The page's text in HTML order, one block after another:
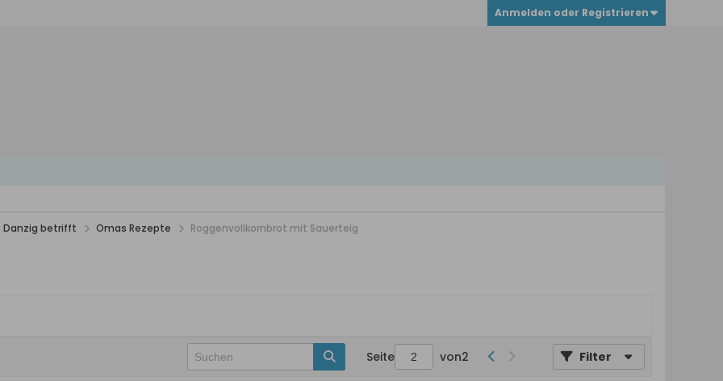
Anmelden oder Registrieren
Danzig betrifft Omas Rezepte Roggenvollkornbrot mit Sauerteig
Seite von2 Filter